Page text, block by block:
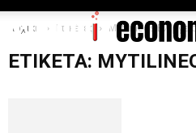
Αρχική Ετικέτες Mytilineos Ενέργεια
ΕΤΙΚΈΤΑ: